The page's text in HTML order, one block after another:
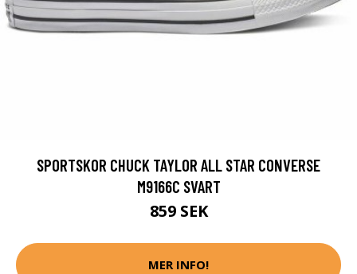
SPORTSKOR CHUCK TAYLOR ALL STAR CONVERSE
M9166C SVART
859 SEK
MER INFO!